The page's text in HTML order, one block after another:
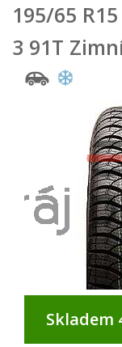
195/65
3 91T
Skladem